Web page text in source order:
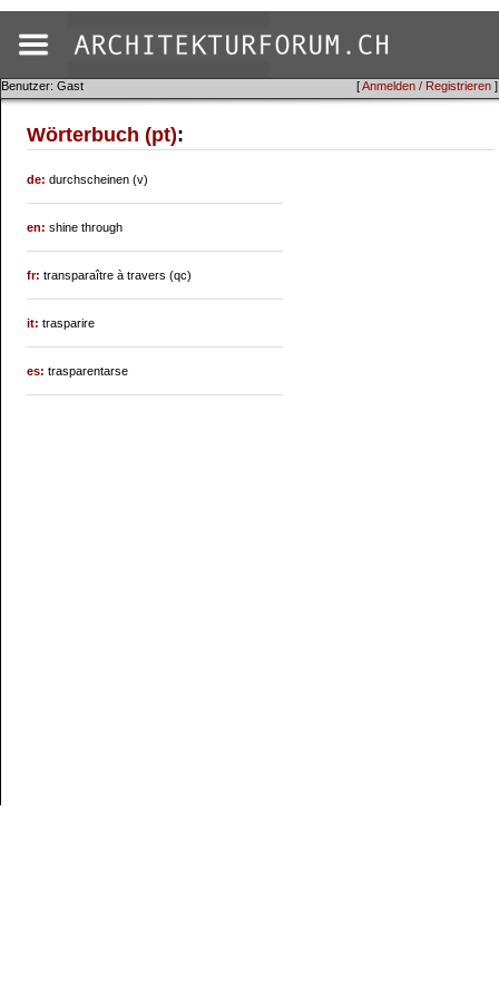
[Anmelden / Registrieren ]
Benutzer: Gast
Wörterbuch (pt):
de:durchscheinen (v)
en:shine through
fr:transparaître à travers (qc)
it:trasparire
es:trasparentarse